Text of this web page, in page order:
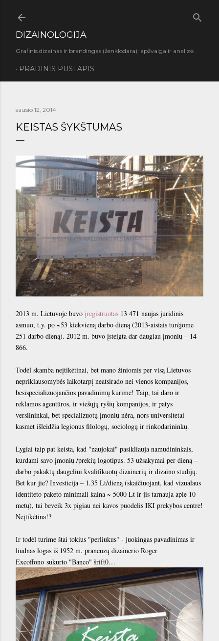
DIZAINOLOGIJA
Grafinis dizainas ir brandingas (ženklodara): apžvalga ir analizė.
PRADINIS PUSLAPIS
sausio 12, 2014
KEISTAS ŠYKŠTUMAS
2013 m. Lietuvoje buvo įregistruotas 13 471 naujas juridinis
asmuo, t.y. po ~53 kiekvieną darbo dieną (2013-aisiais turėjome
251 darbo dieną). 2012 m. buvo įsteigta dar daugiau įmonių – 14
866.
Todėl skamba neįtikėtinai, bet mano žiniomis per visą Lietuvos
nepriklausomybės laikotarpį neatsirado nei vienos kompanijos,
besispecializuojančios pavadinimų kūrime! Taip, tai daro ir
reklamos agentūros, ir viešųjų ryšių kompanijos, ir patys
verslininkai, bet specializuotų įmonių nėra, nors universitetai
kasmet išleidžia legionus filologų, sociologų ir rinkodarininkų.
Lygiai taip pat keista, kad "naujokai" pasikliauja namudininkais,
kurdami savo įmonių /prekių logotipus. 53 užsakymai per dieną –
darbo pakaktų daugeliui kvalifikuotų dizainerių ir dizaino studijų.
Bet kur jie? Investicija – 1.35 Lt/dieną (skaičiuojant, kad vizualaus
identiteto paketo minimali kaina ~ 5000 Lt ir jis tarnauja apie 10
metų), tai beveik 3x pigiau nei kavos puodelis IKI prekybos centre!
Neįtikėtina!?
Ir todėl turime štai tokius "perliukus" - juokingas pavadinimas ir
liūdnas logas iš 1952 m. prancūzų dizainerio Roger
Excoffono sukurto "Banco" šrift0…